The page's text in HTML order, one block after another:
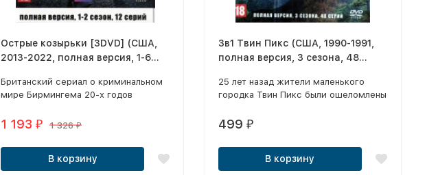
Острые козырьки [3DVD] (США,
2013-2022, полная версия, 1-6
Британский сериал о криминальном
мире Бирмингема 20-х годов
многолюдная семья Шелби стала
влиятельных гангстерских банд
послевоенного времени.
1 193 ₽ 1 326₽
В корзину
3в1 Твин Пикс (США, 1990-1991,
полная версия, 3 сезона, 48
25 лет назад жители маленького
городка Твин Пикс были ошеломлены
школы Лоры Палмер. Но история
минувших дней дают о себе знать.
499 ₽
В корзину